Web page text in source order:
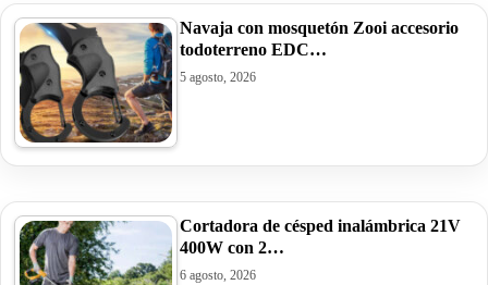
Navaja con mosquetón Zooi accesorio
todoterreno EDC…
5 agosto, 2026
Cortadora de césped inalámbrica 21V
400W con 2…
6 agosto, 2026